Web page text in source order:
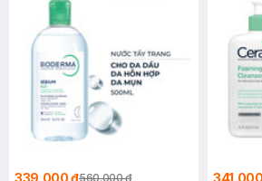
339.000 ₫560.000 ₫